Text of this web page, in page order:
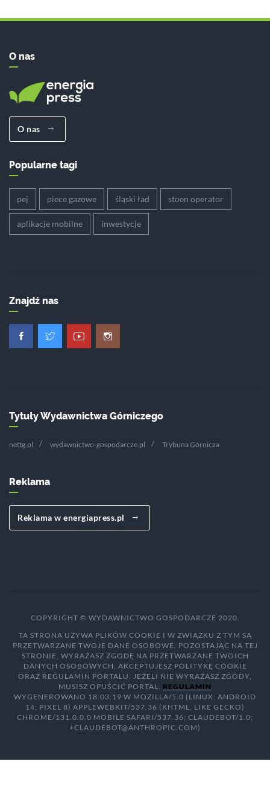
O nas
O nas
Popularne tagi
pej piece gazowe śląski ład stoen operator
aplikacje mobilne inwestycje
Znajdź nas
Tytuły Wydawnictwa Górniczego
nettg.pl wydawnictwo-gospodarcze.pl Trybuna Górnicza
Reklama
Reklama w energiapress.pl
COPYRIGHT © WYDAWNICTWO GOSPODARCZE 2020.
TA STRONA UŻYWA PLIKÓW COOKIE I W ZWIĄZKU Z TYM SĄ
PRZETWARZANE TWOJE DANE OSOBOWE. POZOSTAJĄC NA TEJ
STRONIE, WYRAŻASZ ZGODĘ NA PRZETWARZANE TWOICH
DANYCH OSOBOWYCH, AKCEPTUJESZ POLITYKĘ COOKIE
ORAZ REGULAMIN PORTALU. JEŻELI NIE WYRAŻASZ ZGODY,
MUSISZ OPUŚCIĆ PORTAL. REGULAMIN
WYGENEROWANO 18:03:19 W MOZILLA/5.0 (LINUX; ANDROID
14; PIXEL 8) APPLEWEBKIT/537.36 (KHTML, LIKE GECKO)
CHROME/131.0.0.0 MOBILE SAFARI/537.36; CLAUDEBOT/1.0;
+CLAUDEBOT@ANTHROPIC.COM)